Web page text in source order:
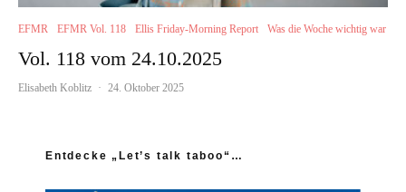
EFMR EFMR Vol. 118 Ellis Friday-Morning Report Was die Woche wichtig war
Vol. 118 vom 24.10.2025
Elisabeth Koblitz · 24. Oktober 2025
Entdecke „Let’s talk taboo“…